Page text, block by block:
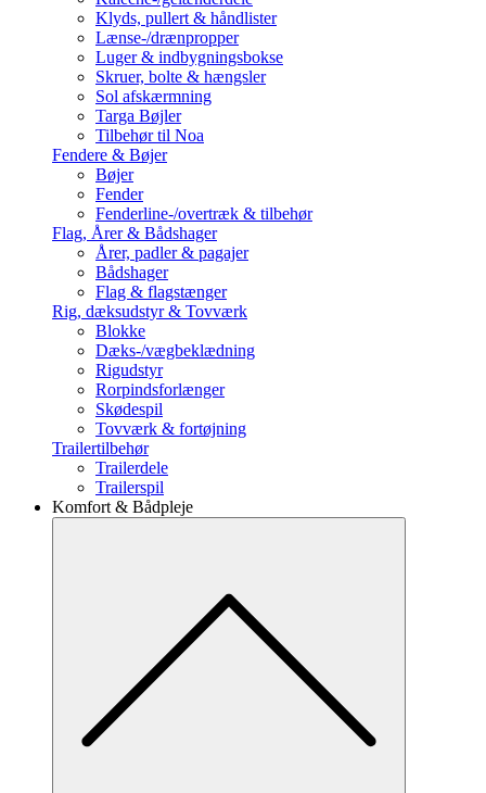
Klyds, pullert & håndlister
Lænse-/drænpropper
Luger & indbygningsbokse
Skruer, bolte & hængsler
Sol afskærmning
Targa Bøjler
Tilbehør til Noa
Fendere & Bøjer
Bøjer
Fender
Fenderline-/overtræk & tilbehør
Flag, Årer & Bådshager
Årer, padler & pagajer
Bådshager
Flag & flagstænger
Rig, dæksudstyr & Tovværk
Blokke
Dæks-/vægbeklædning
Rigudstyr
Rorpindsforlænger
Skødespil
Tovværk & fortøjning
Trailertilbehør
Trailerdele
Trailerspil
Komfort & Bådpleje